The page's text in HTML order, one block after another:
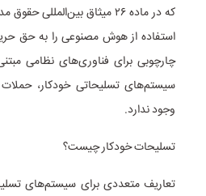
که در ماده ۲۶ میثاق
استفاده از هوش مصنوعی را به حق
چارچوبی برای فناوری‌های نظامی
سیستم‌های تسلیحاتی خودکار، حملات
وجود ندارد.
تسلیحات خودکار چیست؟
تعاریف متعددی برای سیستم‌های